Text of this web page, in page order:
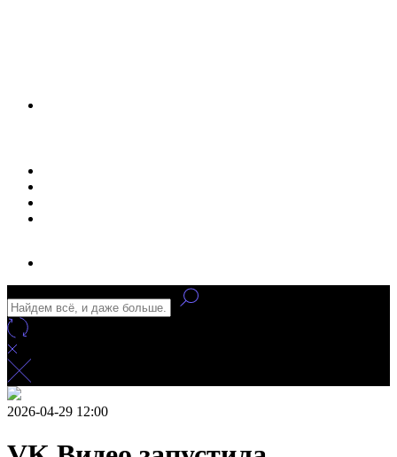
2026-04-29 12:00